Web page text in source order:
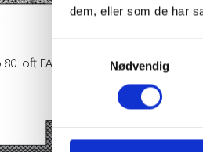
dem, eller som de har
Nødvendig
loft FASADER